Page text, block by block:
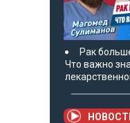
Рак
Что важно